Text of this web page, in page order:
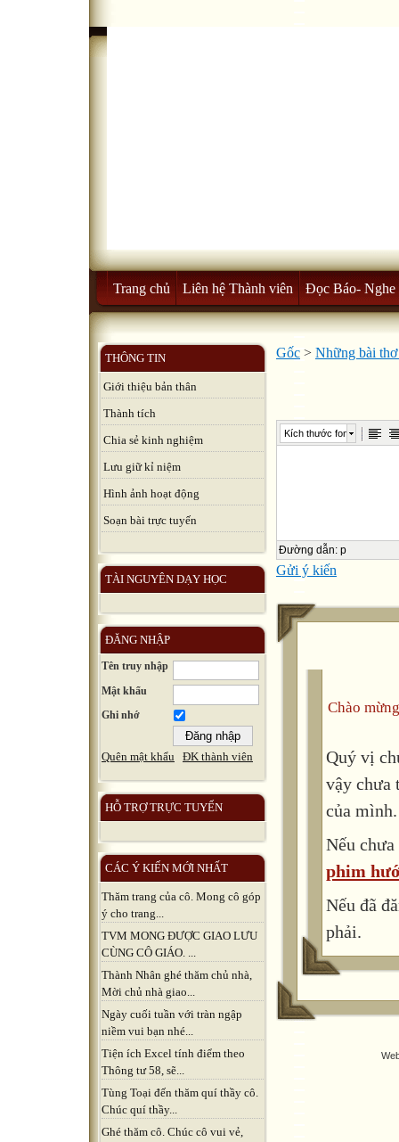
Trang chủ Liên hệ Thành viên Đọc Báo- Nghe
THÔNG TIN
Giới thiệu bản thân
Thành tích
Chia sẻ kinh nghiệm
Lưu giữ kỉ niệm
Hình ảnh hoạt động
Soạn bài trực tuyến
TÀI NGUYÊN DẠY HỌC
ĐĂNG NHẬP
Tên truy nhập
Mật khẩu
Ghi nhớ
Quên mật khẩu ĐK thành viên
HỖ TRỢ TRỰC TUYẾN
CÁC Ý KIẾN MỚI NHẤT
Thăm trang của cô. Mong cô góp
ý cho trang...
TVM MONG ĐƯỢC GIAO LƯU
CÙNG CÔ GIÁO. ...
Thành Nhân ghé thăm chủ nhà,
Mời chủ nhà giao...
Ngày cuối tuần với tràn ngập
niềm vui bạn nhé...
Tiện ích Excel tính điểm theo
Thông tư 58, sẽ...
Tùng Toại đến thăm quí thầy cô.
Chúc quí thầy...
Ghé thăm cô. Chúc cô vui vẻ,
Gốc > Những bài
Kích thước font
Đường dẫn: p
Gửi ý kiến
Chào
Quý vị
vậy chưa
của mình.
Nếu
phim
Nếu đã
phải.